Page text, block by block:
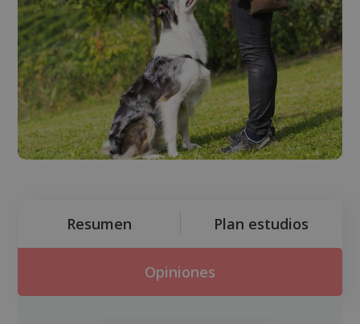
Resumen Plan estudios
Opiniones